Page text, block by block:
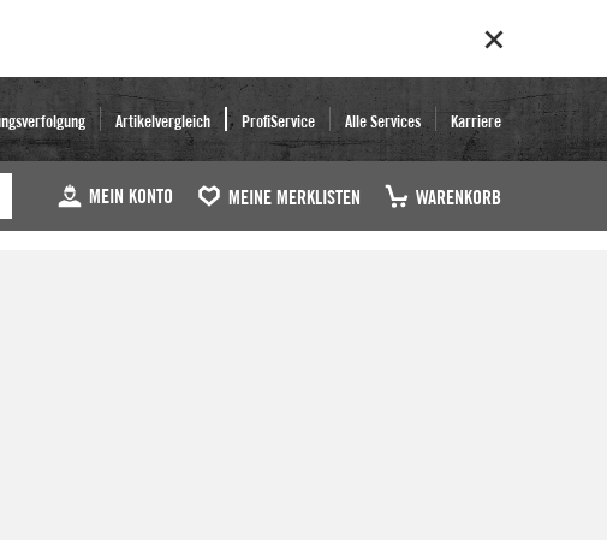
Artikelvergleich ProfiService Alle Services Karriere
MEIN KONTO MEINE MERKLISTEN WARENKORB